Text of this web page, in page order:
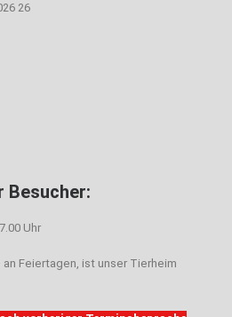
26
Besucher:
Uhr
Feiertagen, ist unser Tierheim